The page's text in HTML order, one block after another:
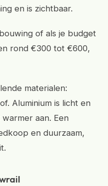
en is zichtbaar.
of als je budget
rond €300 tot €600,
materialen:
Aluminium is licht en
aan. Een
en duurzaam,